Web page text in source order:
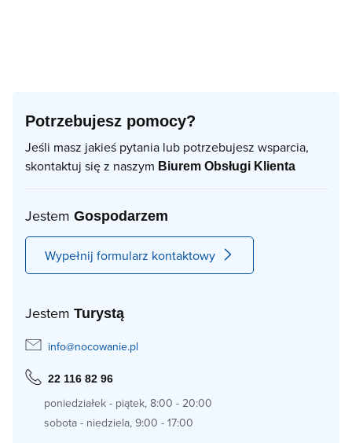
Potrzebujesz pomocy?
Jeśli masz jakieś pytania lub potrzebujesz wsparcia,
skontaktuj się z naszym Biurem Obsługi Klienta
Jestem Gospodarzem
Wypełnij formularz kontaktowy
Jestem Turystą
info@nocowanie.pl
22 116 82 96
poniedziałek - piątek, 8:00 - 20:00
sobota - niedziela, 9:00 - 17:00